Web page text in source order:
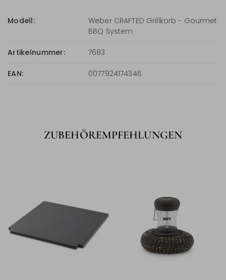
Modell:
Weber CRAFTED Grillkorb - Gourmet
BBQ System
Artikelnummer: 7683
EAN: 0077924174346
ZUBEHÖREMPFEHLUNGEN